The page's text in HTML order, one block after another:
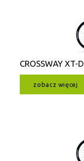
CROSSWAY XT-D
zobacz więcej